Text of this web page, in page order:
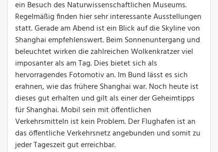
ein Besuch des Naturwissenschaftlichen Museums.
Regelmäßig finden hier sehr interessante Ausstellungen
statt. Gerade am Abend ist ein Blick auf die Skyline von
Shanghai empfehlenswert. Beim Sonnenuntergang und
beleuchtet wirken die zahlreichen Wolkenkratzer viel
imposanter als am Tag. Dies bietet sich als
hervorragendes Fotomotiv an. Im Bund lässt es sich
erahnen, wie das frühere Shanghai war. Noch heute ist
dieses gut erhalten und gilt als einer der Geheimtipps
für Shanghai. Mobil sein mit öffentlichen
Verkehrsmitteln ist kein Problem. Der Flughafen ist an
das öffentliche Verkehrsnetz angebunden und somit zu
jeder Tageszeit gut erreichbar.